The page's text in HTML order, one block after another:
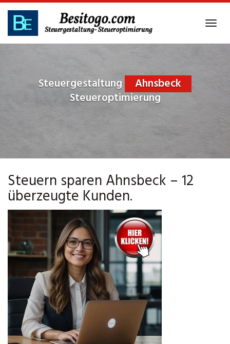
Skip
main
Steuergestaltung
Ahnsbeck
Steueroptimierung
Steuern sparen Ahnsbeck – 12
überzeugte Kunden.